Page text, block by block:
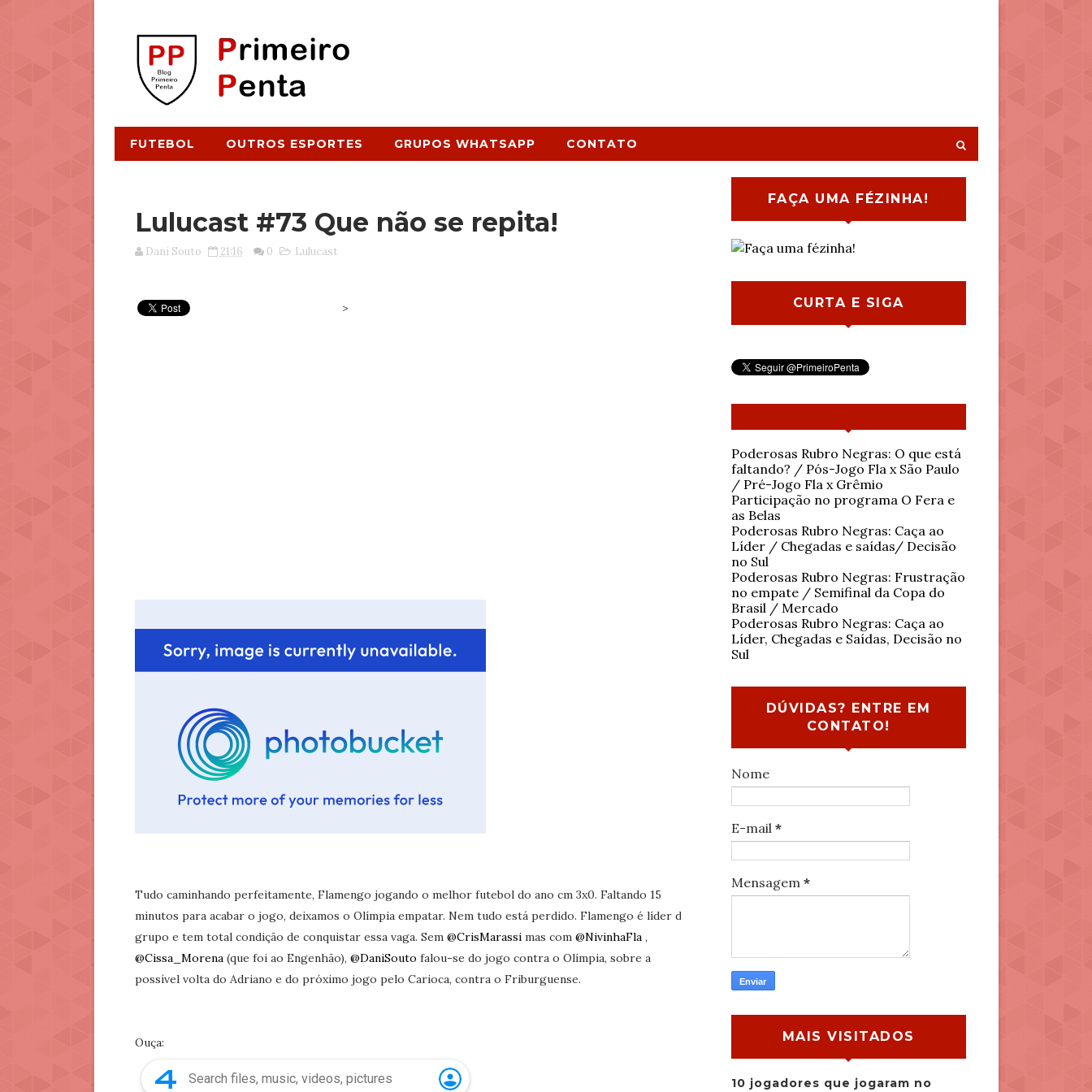
FUTEBOL OUTROS ESPORTES GRUPOS WHATSAPP CONTATO
Lulucast #73 Que não se repita!
Dani Souto 21:16 0 Lulucast
>
Tudo caminhando perfeitamente, Flamengo jogando o melhor futebol do ano cm 3x0. Faltando 15
minutos para acabar o jogo, deixamos o Olímpia empatar. Nem tudo está perdido. Flamengo é líder do
grupo e tem total condição de conquistar essa vaga. Sem @CrisMarassimas com @NivinhaFla ,
@Cissa_Morena(que foi ao Engenhão), @DaniSouto falou-se do jogo contra o Olímpia, sobre a
possível volta do Adriano e do próximo jogo pelo Carioca, contra o Friburguense.
Ouça:
FAÇA UMA FÉZINHA!
CURTA E SIGA
Poderosas Rubro Negras: O que está
faltando? / Pós-Jogo Fla x São Paulo
/ Pré-Jogo Fla x Grêmio
Participação no programa O Fera e
as Belas
Poderosas Rubro Negras: Caça ao
Líder / Chegadas e saídas/ Decisão
no Sul
Poderosas Rubro Negras: Frustração
no empate / Semifinal da Copa do
Brasil / Mercado
Poderosas Rubro Negras: Caça ao
Líder, Chegadas e Saídas, Decisão no
Sul
DÚVIDAS? ENTRE EM
CONTATO!
Nome
E-mail *
Mensagem *
MAIS VISITADOS
10 jogadores que jogaram no